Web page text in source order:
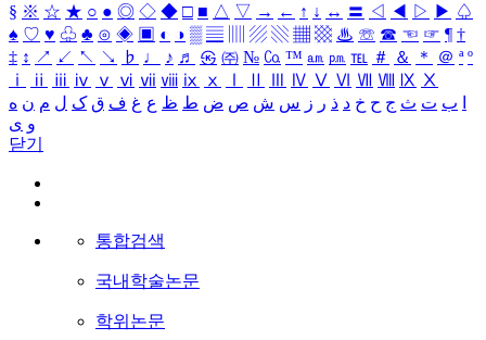
§ ※ ☆ ★ ○ ● ◎ ◇ ◆ □ ■ △ ▽ → ← ↑ ↓ ↔ 〓 ◁ ◀ ▷ ▶ ♤
♠ ♡ ♥ ♧ ♣ ⊙ ◈ ▣ ◐ ◑ ▒ ▤ ▨ ▧ ▦ ▩ ♨ ☏ ☎ ☜ ☞ ¶ †
‡ ↕ ↗ ↙ ↖ ↘ ♭ ♩ ♪ ♬ ㉿ ㈜ № ㏇ ™ ㏂ ㏘ ℡ ＃ ＆ ＊ ＠ ª º
ⅰ
ⅱ ⅲ ⅳ ⅴ ⅵ ⅶ ⅷ ⅸ ⅹ Ⅳ Ⅴ Ⅵ Ⅶ Ⅷ Ⅸ Ⅹ
ب ت ث ج ح خ د ذ ر ز س ش ص ض ط ظ ع غ ف ق ک ل م ن ه
و ی
닫기
통합검색
국내학술논문
학위논문